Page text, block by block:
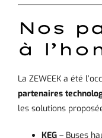
Nos
à
La ZEWEEK a été
partenaires
les solutions
KEG – Buses